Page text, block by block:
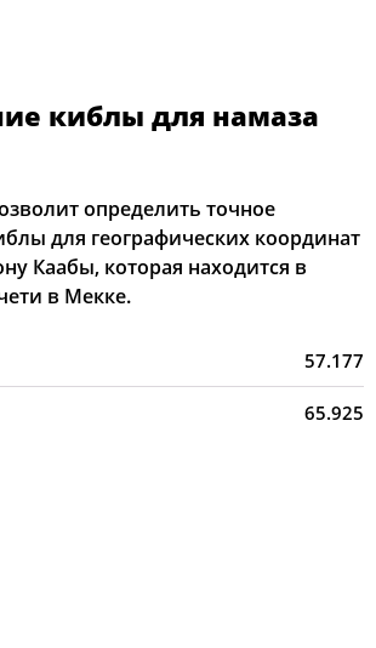
киблы для намаза
определить точное
для географических координат
Каабы, которая находится в
в Мекке.
57.177
65.925